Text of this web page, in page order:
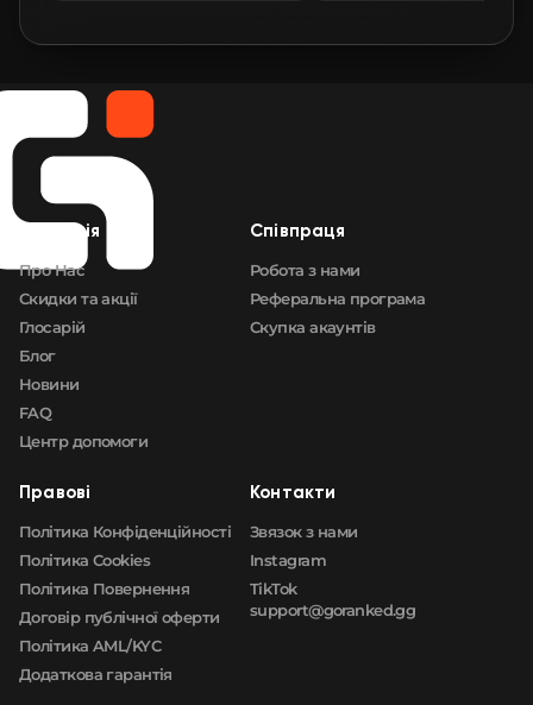
FN
Компанія
Про Нас
Скидки та акції
Глосарій
Блог
Новини
FAQ
Центр допомоги
Cпівпраця
Робота з нами
Реферальна програма
Скупка акаунтів
Правові
Політика Конфіденційності
Політика Cookies
Політика Повернення
Договір публічної оферти
Політика AML/KYC
Додаткова гарантія
Контакти
Звязок з нами
Instagram
TikTok
support@goranked.gg